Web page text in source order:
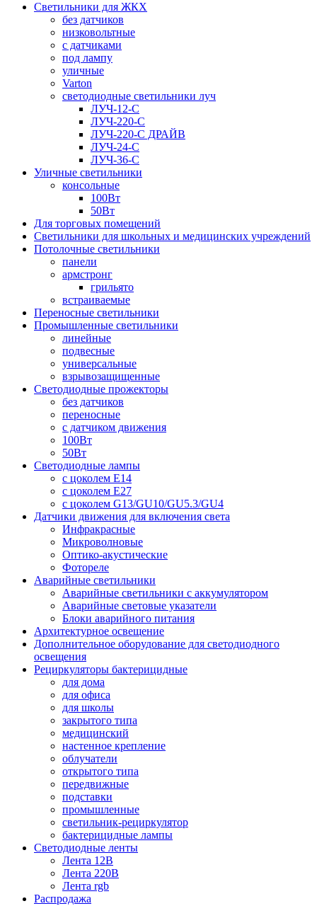
Светильники для ЖКХ
без датчиков
низковольтные
с датчиками
под лампу
уличные
Varton
светодиодные светильники луч
ЛУЧ-12-С
ЛУЧ-220-С
ЛУЧ-220-С ДРАЙВ
ЛУЧ-24-С
ЛУЧ-36-С
Уличные светильники
консольные
100Вт
50Вт
Для торговых помещений
Светильники для школьных и медицинских учреждений
Потолочные светильники
панели
армстронг
грильято
встраиваемые
Переносные светильники
Промышленные светильники
линейные
подвесные
универсальные
взрывозащищенные
Светодиодные прожекторы
без датчиков
переносные
с датчиком движения
100Вт
50Вт
Светодиодные лампы
с цоколем E14
с цоколем E27
с цоколем G13/GU10/GU5.3/GU4
Датчики движения для включения света
Инфракрасные
Микроволновые
Оптико-акустические
Фотореле
Аварийные светильники
Аварийные светильники с аккумулятором
Аварийные световые указатели
Блоки аварийного питания
Архитектурное освещение
Дополнительное оборудование для светодиодного
освещения
Рециркуляторы бактерицидные
для дома
для офиса
для школы
закрытого типа
медицинский
настенное крепление
облучатели
открытого типа
передвижные
подставки
промышленные
светильник-рециркулятор
бактерицидные лампы
Светодиодные ленты
Лента 12В
Лента 220В
Лента rgb
Распродажа